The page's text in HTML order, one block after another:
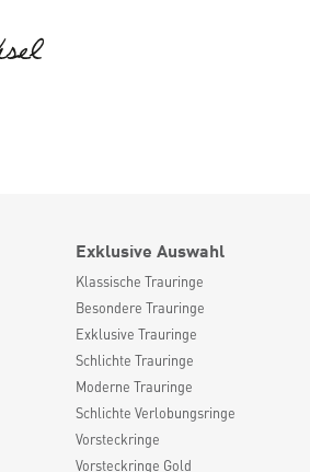
Exklusive Auswahl
Klassische Trauringe
Besondere Trauringe
Exklusive Trauringe
Schlichte Trauringe
Moderne Trauringe
Schlichte Verlobungsringe
Vorsteckringe
Vorsteckringe Gold